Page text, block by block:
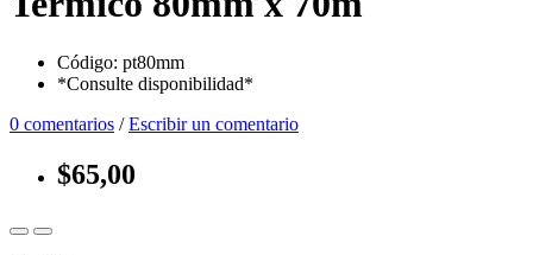
Código: pt80mm
*Consulte disponibilidad*
0 comentarios /Escribir un comentario
$65,00